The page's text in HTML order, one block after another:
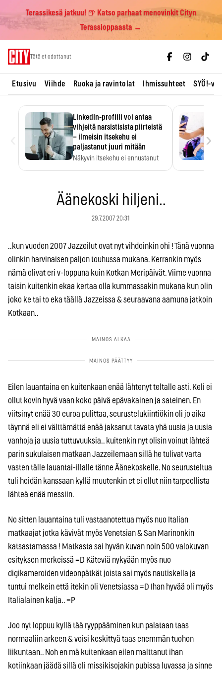
Terassikesä jatkuu! 🍺 Katso parhaat menovinkit Cityn
Terassioppaasta →
Tätä et odottanut
Etusivu Viihde Ruoka ja ravintolat Ihmissuhteet SYÖ!-
LinkedIn-profiili voi antaa
vihjeitä narsistisista piirteistä
– ilmeisin itsekehu ei
paljastanut juuri mitään
Näkyvin itsekehu ei ennustanut
›
Äänekoski hiljeni..
29.7.2007 20:31
..kun vuoden 2007 Jazzeilut ovat nyt vihdoinkin ohi ! Tänä vuonna
olinkin harvinaisen paljon touhussa mukana. Kerrankin myös
nämä olivat eri v-loppuna kuin Kotkan Meripäivät. Viime vuonna
taisin kuitenkin ekaa kertaa olla kummassakin mukana kun olin
joko ke tai to eka täällä Jazzeissa & seuraavana aamuna jatkoin
Kotkaan..
Eilen lauantaina en kuitenkaan enää lähtenyt teltalle asti. Keli ei
ollut kovin hyvä vaan koko päivä epävakainen ja sateinen. En
viitsinyt enää 30 euroa pulittaa, seurustelukiintiökin oli jo aika
täynnä eli ei välttämättä enää jaksanut tavata yhä uusia ja uusia
vanhoja ja uusia tuttuvuuksia.. kuitenkin nyt olisin voinut lähteä
parin sukulaisen matkaan Jazzeilemaan sillä he tulivat varta
vasten tälle lauantai-illalle tänne Äänekoskelle. No seurusteltua
tuli heidän kanssaan kyllä muutenkin et ei ollut niin tarpeellista
lähteä enää messiin.
No sitten lauantaina tuli vastaanotettua myös nuo Italian
matkaajat jotka kävivät myös Venetsian & San Marinonkin
katsastamassa ! Matkasta sai hyvän kuvan noin 500 valokuvan
esityksen merkeissä =D Käteviä nykyään myös nuo
digikameroiden videonpätkät joista sai myös nautiskella ja
tuntui melkein että itekin oli Venetsiassa =D Ihan hyvää oli myös
Italialainen kalja.. =P
Joo nyt loppuu kyllä tää ryyppääminen kun palataan taas
normaaliin arkeen & voisi keskittyä taas enemmän tuohon
liikuntaan.. Noh en mä kuitenkaan eilen malttanut ihan
kotiinkaan jäädä sillä oli missikisojakin pubissa luvassa ja sinne